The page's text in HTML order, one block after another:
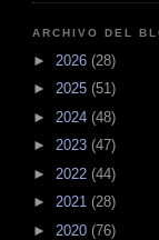
ARCHIVO DEL
► 2026 (28)
► 2025 (51)
► 2024 (48)
► 2023 (47)
► 2022 (44)
► 2021 (28)
► 2020 (76)